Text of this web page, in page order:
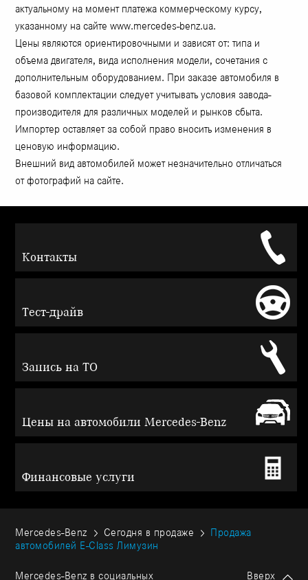
актуальному на момент платежа коммерческому курсу,
указанному на сайте www.mercedes-benz.ua.
Цены являются ориентировочными и зависят от: типа и
объема двигателя, вида исполнения модели, сочетания с
дополнительным оборудованием. При заказе автомобиля в
базовой комплектации следует учитывать условия завода-
производителя для различных моделей и рынков сбыта.
Импортер оставляет за собой право вносить изменения в
ценовую информацию.
Внешний вид автомобилей может незначительно отличаться
от фотографий на сайте.
Контакты
Тест-драйв
Запись на ТО
Цены на автомобили Mercedes-Benz
Финансовые услуги
Mercedes-Benz Сегодня в продаже
Продажа
автомобилей E-Class Лимузин
Mercedes-Benz в социальных Вверх